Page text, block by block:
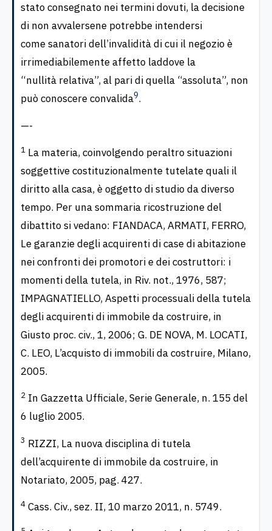
stato consegnato nei termini dovuti, la decisione
di non avvalersene potrebbe intendersi
come sanatori dell’invalidità di cui il negozio è
irrimediabilemente affetto laddove la
“nullità relativa”, al pari di quella “assoluta”, non
può conoscere convalida9.
—-
1 La materia, coinvolgendo peraltro situazioni
soggettive costituzionalmente tutelate quali il
diritto alla casa, è oggetto di studio da diverso
tempo. Per una sommaria ricostruzione del
dibattito si vedano: FIANDACA, ARMATI, FERRO,
Le garanzie degli acquirenti di case di abitazione
nei confronti dei promotori e dei costruttori: i
momenti della tutela, in Riv. not., 1976, 587;
IMPAGNATIELLO, Aspetti processuali della tutela
degli acquirenti di immobile da costruire, in
Giusto proc. civ., 1, 2006; G. DE NOVA, M. LOCATI,
C. LEO, L’acquisto di immobili da costruire, Milano,
2005.
2 In Gazzetta Ufficiale, Serie Generale, n. 155 del
6 luglio 2005.
3 RIZZI, La nuova disciplina di tutela
dell’acquirente di immobile da costruire, in
Notariato, 2005, pag. 427.
4 Cass. Civ., sez. II, 10 marzo 2011, n. 5749.